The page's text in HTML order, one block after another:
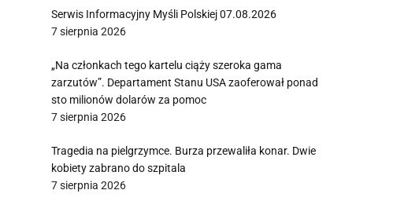
Serwis Informacyjny Myśli Polskiej 07.08.2026
7 sierpnia 2026
„Na członkach tego kartelu ciąży szeroka gama
zarzutów”. Departament Stanu USA zaoferował ponad
sto milionów dolarów za pomoc
7 sierpnia 2026
Tragedia na pielgrzymce. Burza przewaliła konar. Dwie
kobiety zabrano do szpitala
7 sierpnia 2026